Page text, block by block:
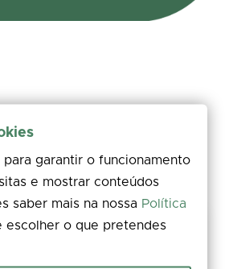
seguro
fotos. Encontraste um problema no
para garantir o funcionamento
e mostrar conteúdos
saber mais na nossa Política
escolher o que pretendes